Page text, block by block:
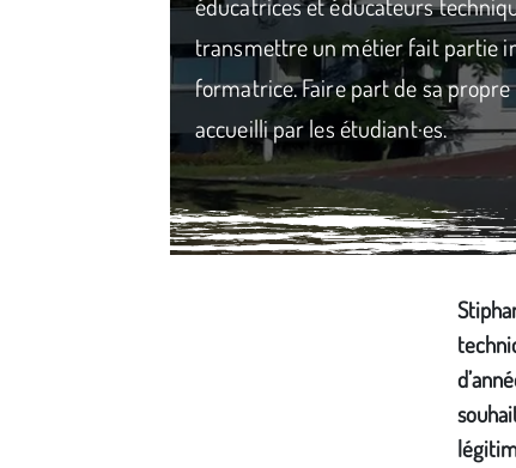
transmettre un métier fait partie
formatrice. Faire part de sa
accueilli par les étudiant·es.